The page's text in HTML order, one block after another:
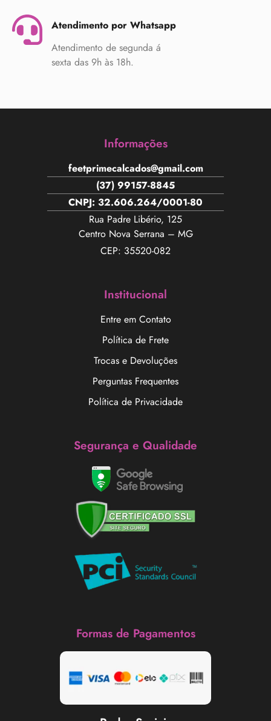
Atendimento por Whatsapp
Atendimento de segunda á
sexta das 9h às 18h.
Informações
feetprimecalcados@gmail.com
(37) 99157-8845
CNPJ: 32.606.264/0001-80
Rua Padre Libério, 125
Centro Nova Serrana – MG
CEP: 35520-082
Institucional
Entre em Contato
Política de Frete
Trocas e Devoluções
Perguntas Frequentes
Política de Privacidade
Segurança e Qualidade
Formas de Pagamentos